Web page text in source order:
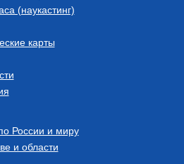
(наукастинг)
карты
России и миру
и области